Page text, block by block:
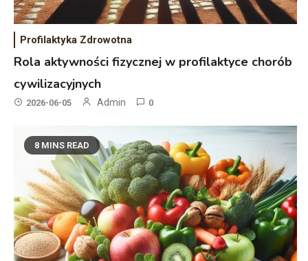
Profilaktyka Zdrowotna
Rola aktywności fizycznej w profilaktyce chorób
cywilizacyjnych
2026-06-05 Admin 0
8 MINS READ